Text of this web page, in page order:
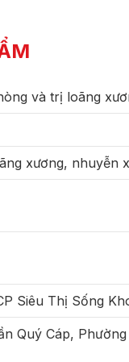
và trị loãng
xương, nhuyễn
Siêu Thị Sống
Quý Cáp,